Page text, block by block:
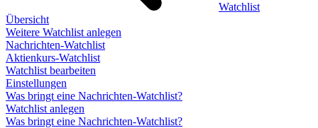
Watchlist
Übersicht
Weitere Watchlist anlegen
Nachrichten-Watchlist
Aktienkurs-Watchlist
Watchlist bearbeiten
Einstellungen
Was bringt eine Nachrichten-Watchlist?
Watchlist anlegen
Was bringt eine Nachrichten-Watchlist?